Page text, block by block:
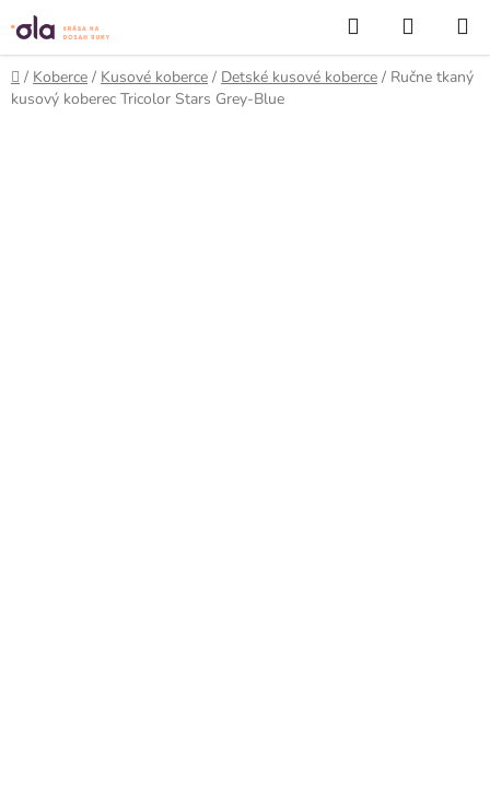
Prejsť
na
obsah
Hľadať
KOŠÍK
Domov
/ Koberce / Kusové koberce / Detské kusové koberce / Ručne tkaný
kusový koberec Tricolor Stars Grey-Blue